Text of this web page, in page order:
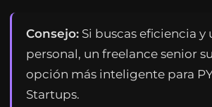
Consejo:Si buscas eficiencia y
personal, un freelance senior
opción más inteligente para
Startups.